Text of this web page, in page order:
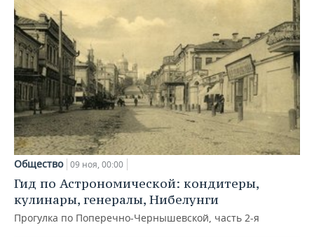
Общество 09 ноя, 00:00
Гид по Астрономической: кондитеры,
кулинары, генералы, Нибелунги
Прогулка по Поперечно-Чернышевской, часть 2-я